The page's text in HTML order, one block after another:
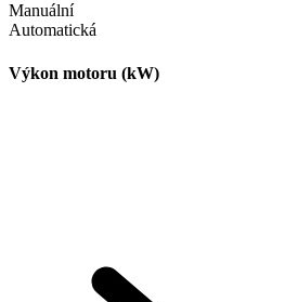
Manuální
Automatická
Výkon motoru (kW)